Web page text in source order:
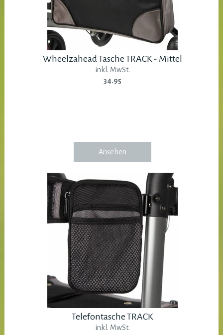
Wheelzahead Tasche TRACK - Mittel
inkl. MwSt.
34.95
Ansehen
Telefontasche TRACK
inkl. MwSt.